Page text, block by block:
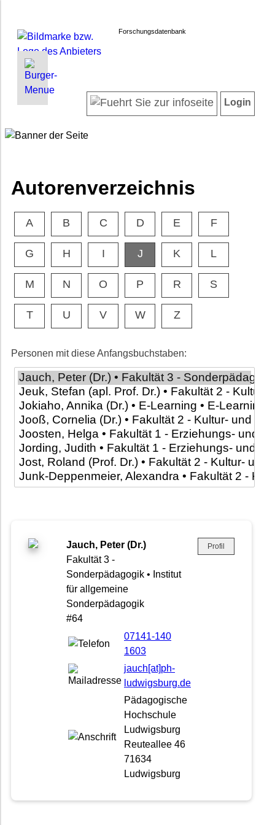
Forschungsdatenbank
INFORMATIONEN | SUCHEN
Autorenverzeichnis
Datenschutz
Impressum
LOGIN
Login
Autorenverzeichnis
A B C D E F
G H I J K L
M N O P R S
T U V W Z
Personen mit diese Anfangsbuchstaben:
Jauch, Peter (Dr.)
Fakultät 3 -
Sonderpädagogik • Institut
für allgemeine
Sonderpädagogik
#64
07141-140
1603
jauch[at]ph-
ludwigsburg.de
Pädagogische
Hochschule
Ludwigsburg
Reuteallee 46
71634
Ludwigsburg
Profil